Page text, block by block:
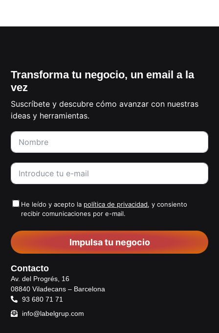
Transforma tu negocio, un email a la
vez
Suscríbete y descubre cómo avanzar con nuestras
ideas y herramientas.
He leído y acepto la política de privacidad, y consiento
recibir comunicaciones por e-mail.
Impulsa tu negocio
Contacto
Av. del Progrés, 16
08840 Viladecans – Barcelona
93 680 71 71
info@labelgrup.com